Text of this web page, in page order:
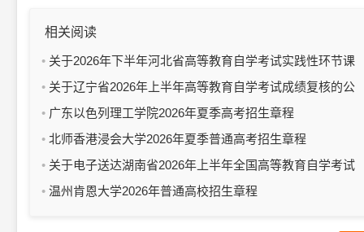
相关阅读
关于2026年下半年河北省高等教育自学考试实践性环节课
程的报名公告
关于辽宁省2026年上半年高等教育自学考试成绩复核的公
告广东以色列理工学院2026年夏季高考招生章程
北师香港浸会大学2026年夏季普通高考招生章程
关于电子送达湖南省2026年上半年全国高等教育自学考试
违规处理决定书的通告
温州肯恩大学2026年普通高校招生章程